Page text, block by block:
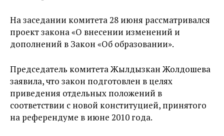
На заседании комитета 28 июня рассматривался
проект закона «О внесении изменений и
дополнений в Закон «Об образовании».
Председатель комитета Жылдызкан Жолдошева
заявила, что закон подготовлен в целях
приведения отдельных положений в
соответствии с новой конституцией, принятого
на референдуме в июне 2010 года.